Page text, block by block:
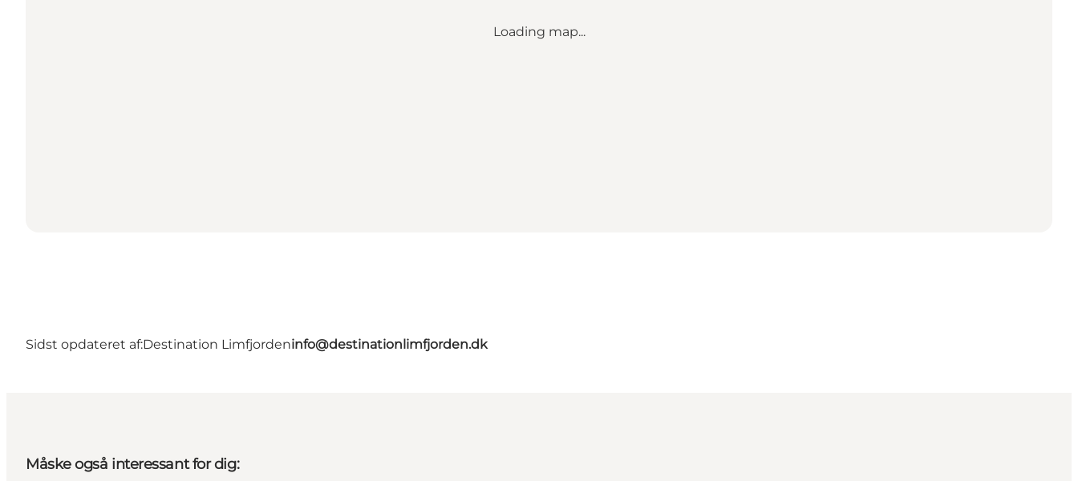
Loading map...
Sidst opdateret af:Destination Limfjordeninfo@destinationlimfjorden.dk
Måske også interessant for dig: